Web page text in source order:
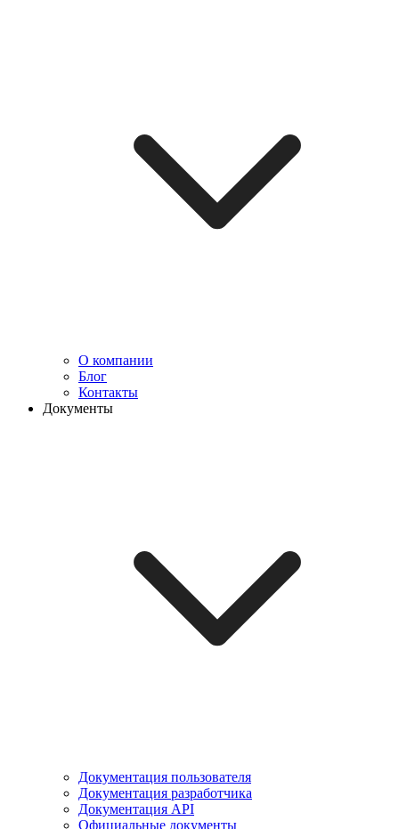
О компании
Блог
Контакты
Документы
Документация пользователя
Документация разработчика
Документация API
Официальные документы